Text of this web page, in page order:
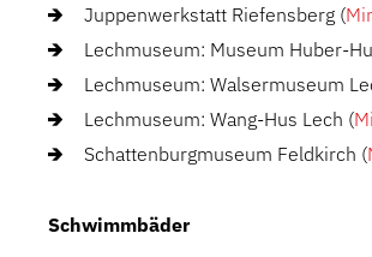
Juppenwerkstatt Riefensberg (
Lechmuseum: Museum Huber-
Lechmuseum: Walsermuseum
Lechmuseum: Wang-Hus Lech (
Schattenburgmuseum Feldkirch (
Schwimmbäder